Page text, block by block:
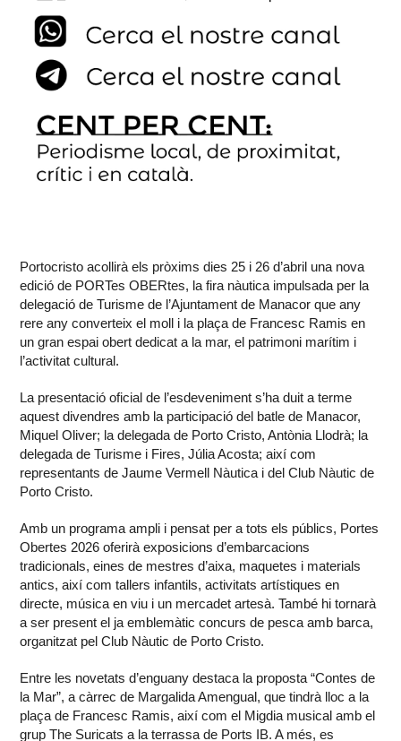
Portocristo acollirà els pròxims dies 25 i 26 d’abril una nova
edició de PORTes OBERtes, la fira nàutica impulsada per la
delegació de Turisme de l’Ajuntament de Manacor que any
rere any converteix el moll i la plaça de Francesc Ramis en
un gran espai obert dedicat a la mar, el patrimoni marítim i
l’activitat cultural.
La presentació oficial de l’esdeveniment s’ha duit a terme
aquest divendres amb la participació del batle de Manacor,
Miquel Oliver; la delegada de Porto Cristo, Antònia Llodrà; la
delegada de Turisme i Fires, Júlia Acosta; així com
representants de Jaume Vermell Nàutica i del Club Nàutic de
Porto Cristo.
Amb un programa ampli i pensat per a tots els públics, Portes
Obertes 2026 oferirà exposicions d’embarcacions
tradicionals, eines de mestres d’aixa, maquetes i materials
antics, així com tallers infantils, activitats artístiques en
directe, música en viu i un mercadet artesà. També hi tornarà
a ser present el ja emblemàtic concurs de pesca amb barca,
organitzat pel Club Nàutic de Porto Cristo.
Entre les novetats d’enguany destaca la proposta “Contes de
la Mar”, a càrrec de Margalida Amengual, que tindrà lloc a la
plaça de Francesc Ramis, així com el Migdia musical amb el
grup The Suricats a la terrassa de Ports IB. A més, es